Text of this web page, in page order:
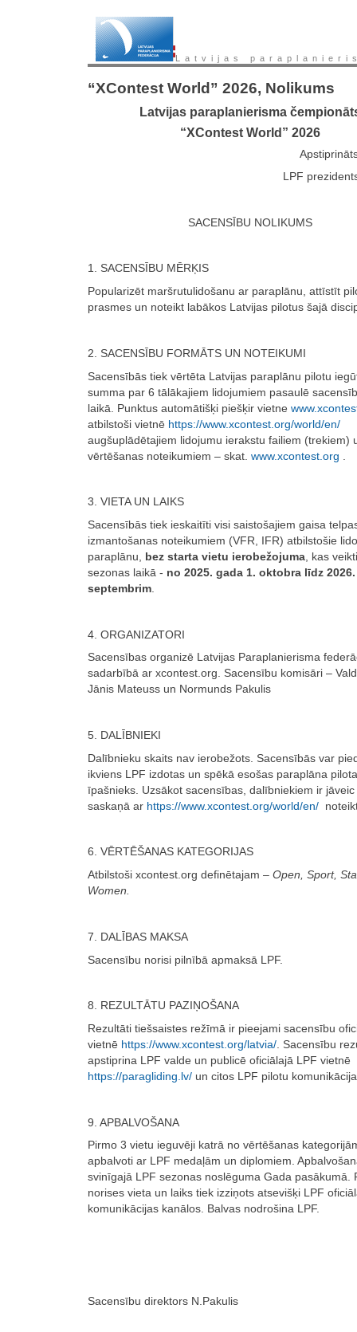
Latvijas
“XContest World” 2026, Nolikums
Latvijas paraplanierisma
“XContest World” 2026
LPF
SACENSĪBU NOLIKUMS
1. SACENSĪBU MĒRĶIS
Popularizēt maršrutulidošanu ar paraplānu, attīstīt
prasmes un noteikt labākos Latvijas pilotus šajā
2. SACENSĪBU FORMĀTS UN NOTEIKUMI
Sacensībās tiek vērtēta Latvijas paraplānu pilotu
summa par 6 tālākajiem lidojumiem pasaulē
laikā. Punktus automātišķi piešķir vietne
atbilstoši vietnē https://www.xcontest.org/world/en/
augšuplādētajiem lidojumu ierakstu failiem (trekiem)
vērtēšanas noteikumiem – skat. www.xcontest.org
3. VIETA UN LAIKS
Sacensībās tiek ieskaitīti visi saistošajiem gaisa
izmantošanas noteikumiem (VFR, IFR) atbilstošie
paraplānu, bez starta vietu ierobežojuma , kas
sezonas laikā - no 2025. gada 1. oktobra līdz
septembrim
4. ORGANIZATORI
Sacensības organizē Latvijas Paraplanierisma
sadarbībā ar xcontest.org. Sacensību komisāri –
Jānis Mateuss un Normunds Pakulis
5. DALĪBNIEKI
Dalībnieku skaits nav ierobežots. Sacensībās var
ikviens LPF izdotas un spēkā esošas paraplāna
īpašnieks. Uzsākot sacensības, dalībniekiem ir
saskaņā ar https://www.xcontest.org/world/en/
6. VĒRTĒŠANAS KATEGORIJAS
Atbilstoši xcontest.org definētajam – Open, Sport,
Women.
7. DALĪBAS MAKSA
Sacensību norisi pilnībā apmaksā LPF.
8. REZULTĀTU PAZIŅOŠANA
Rezultāti tiešsaistes režīmā ir pieejami sacensību
vietnē https://www.xcontest.org/latvia/ . Sacensību
apstiprina LPF valde un publicē oficiālajā LPF vietnē
https://paragliding.lv/ un citos LPF pilotu
9. APBALVOŠANA
Pirmo 3 vietu ieguvēji katrā no vērtēšanas
apbalvoti ar LPF medaļām un diplomiem.
svinīgajā LPF sezonas noslēguma Gada pasākumā.
norises vieta un laiks tiek izziņots atsevišķi LPF
komunikācijas kanālos. Balvas nodrošina LPF.
Sacensību direktors N.Pakulis